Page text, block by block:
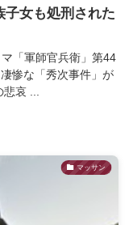
女も処刑された
「軍師官兵衛」第44
惨な「秀次事件」が
哀 ...
マッサン